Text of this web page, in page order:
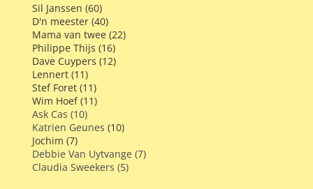
Sil Janssen (60)
D'n meester (40)
Mama van twee (22)
Philippe Thijs (16)
Dave Cuypers (12)
Lennert (11)
Stef Foret (11)
Wim Hoef (11)
Ask Cas (10)
Katrien Geunes (10)
Jochim (7)
Debbie Van Uytvange (7)
Claudia Sweekers (5)